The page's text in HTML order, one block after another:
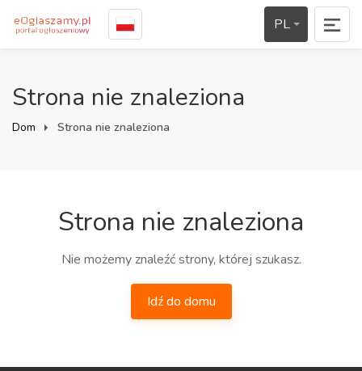
PL
Strona nie znaleziona
Dom Strona nie znaleziona
Strona nie znaleziona
Nie możemy znaleźć strony, której szukasz.
Idź do domu